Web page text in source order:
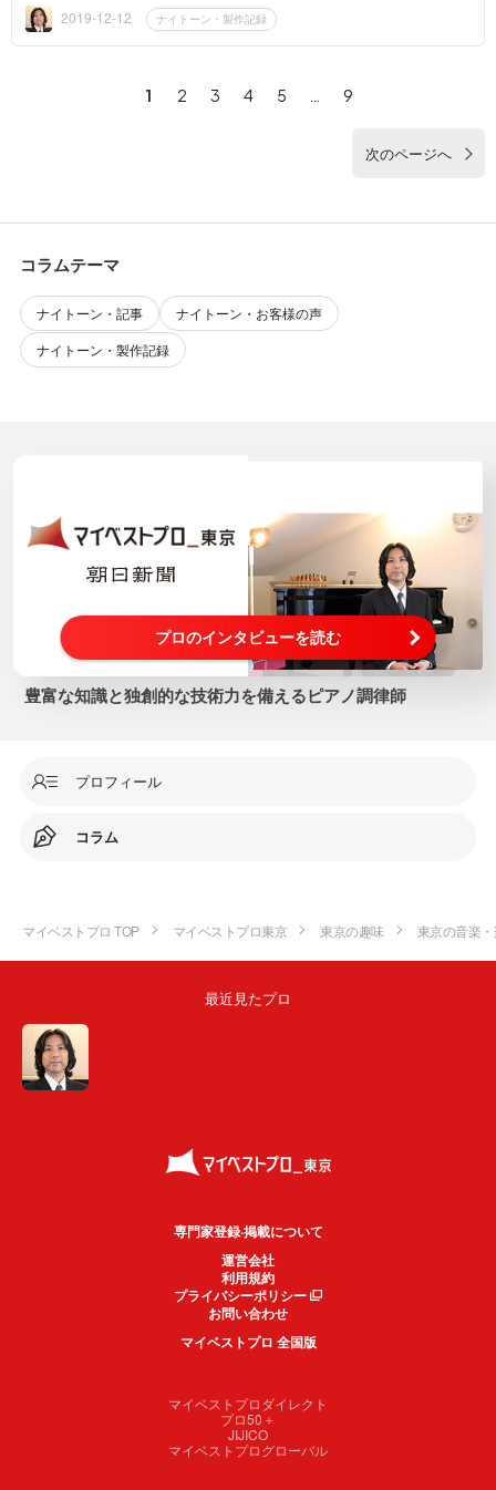
らっしゃいます。...
2019-12-12 ナイトーン・製作記録
1 2 3 4 5 9
次のページへ
コラムテーマ
ナイトーン・記事
ナイトーン・お客様の声
ナイトーン・製作記録
プロのインタビューを読む
豊富な知識と独創的な技術力を備えるピアノ調律師
プロフィール
コラム
マイベストプロ TOP マイベストプロ東京 東京の趣味 東京の音楽
最近見たプロ
専門家登録·掲載について
運営会社
利用規約
プライバシーポリシー
お問い合わせ
マイベストプロ 全国版
マイベストプロダイレクト
プロ50＋
JIJICO
マイベストプログローバル